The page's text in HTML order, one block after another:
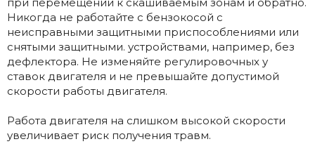
Никогда не работайте с бензокосой с
неисправными защитными приспособлениями или
снятыми защитными. устройствами, например, без
дефлектора. Не изменяйте регулировочных у
ставок двигателя и не превышайте допустимой
скорости работы двигателя.
Работа двигателя на слишком высокой скорости
увеличивает риск получения травм.